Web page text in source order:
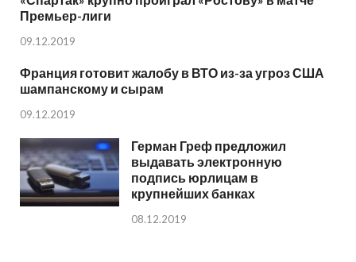
Премьер-лиги
09.12.2019
Франция готовит жалобу в ВТО из-за угроз США
шампанскому и сырам
09.12.2019
Герман Греф предложил
выдавать электронную
подпись юрлицам в
крупнейших банках
08.12.2019